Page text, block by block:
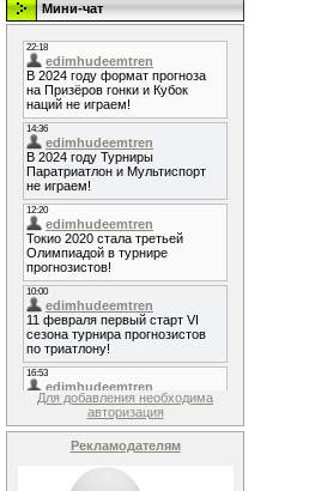
Мини-чат
Для добавления необходима
авторизация
Рекламодателям